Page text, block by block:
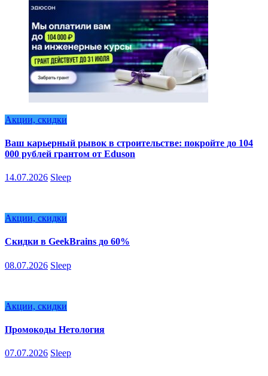
Акции, скидки
Ваш карьерный рывок в строительстве: покройте до 104
000 рублей грантом от Eduson
14.07.2026 Sleep
Акции, скидки
Скидки в GeekBrains до 60%
08.07.2026 Sleep
Акции, скидки
Промокоды Нетология
07.07.2026 Sleep